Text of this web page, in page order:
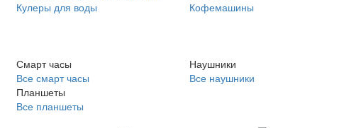
Кулеры для воды
Кофемашины
Смарт часы
Все смарт часы
Планшеты
Все планшеты
Наушники
Все наушники